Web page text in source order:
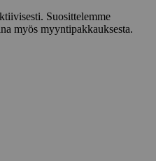
Suosittelemme
myös myyntipakkauksesta.